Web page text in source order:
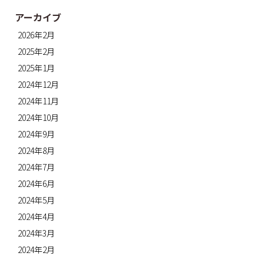
アーカイブ
2026年2月
2025年2月
2025年1月
2024年12月
2024年11月
2024年10月
2024年9月
2024年8月
2024年7月
2024年6月
2024年5月
2024年4月
2024年3月
2024年2月